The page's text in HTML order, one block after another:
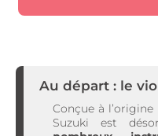
Au départ : le
Conçue à
Suzuki est